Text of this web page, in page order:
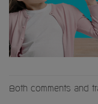
Both comments and